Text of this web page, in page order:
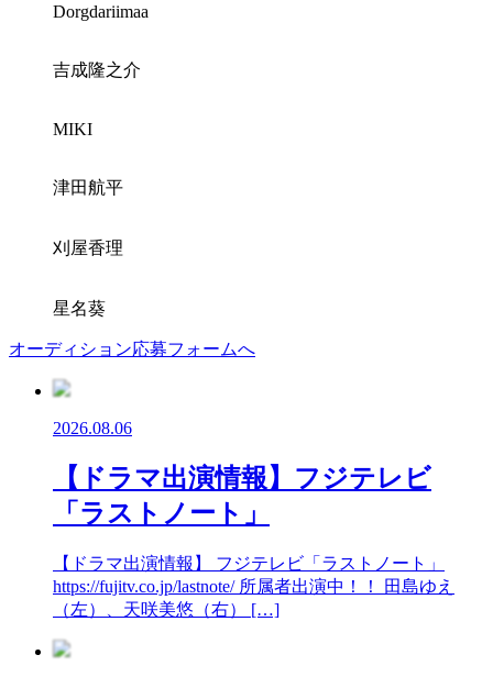
Dorgdariimaa
吉成隆之介
MIKI
津田航平
刈屋香理
星名葵
オーディション応募フォームへ
2026.08.06
【ドラマ出演情報】フジテレビ
「ラストノート」
【ドラマ出演情報】 フジテレビ「ラストノート」
https://fujitv.co.jp/lastnote/ 所属者出演中！！ 田島ゆえ
（左）、天咲美悠（右） […]